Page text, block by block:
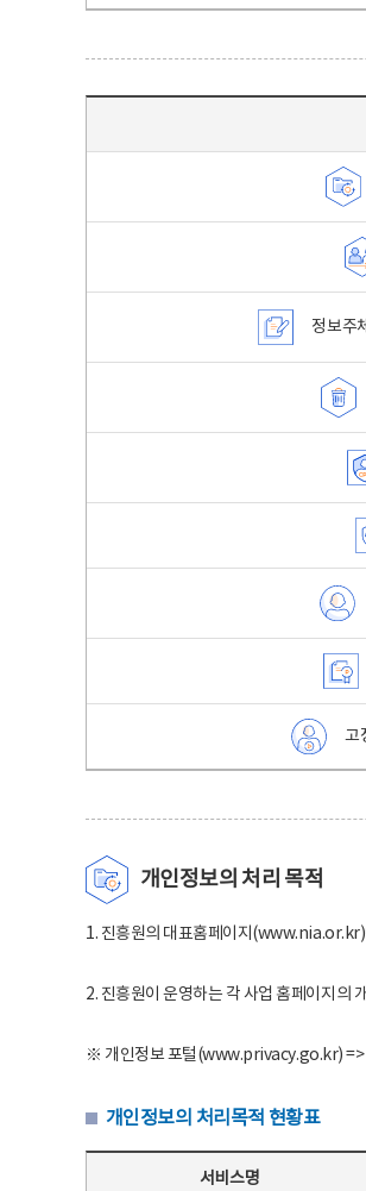
정보주
고
개인정보의 처리 목적
1. 진흥원의 대표홈페이지
2. 진흥원이 운영하는 각 사업 홈페이지의
※ 개인정보 포털(www.privacy.go.kr) =>
개인정보의 처리목적 현황표
서비스명